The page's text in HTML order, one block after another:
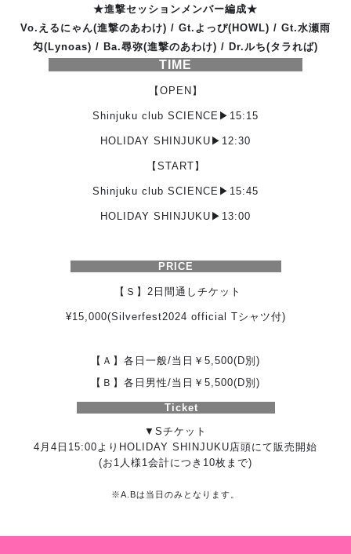
★進撃セッションメンバー編成★
Vo.えるにゃん(進撃のあわけ) / Gt.よっぴ(HOWL) / Gt.水瀬雨
匁(Lynoas) / Ba.尋弥(進撃のあわけ) / Dr.ルち(タラれば)
TIME
【OPEN】
Shinjuku club SCIENCE▶︎ 15:15
HOLIDAY SHINJUKU▶︎12:30
【START】
Shinjuku club SCIENCE▶︎ 15:45
HOLIDAY SHINJUKU▶︎13:00
PRICE
【Ｓ】2日間通しチケット
¥15,000(Silverfest2024 official Tシャツ付)
【Ａ】各日一般/当日￥5,500(D別)
【Ｂ】各日男性/当日￥5,500(D別)
Ticket
▼Sチケット
4月4日15:00よりHOLIDAY SHINJUKU店頭にて販売開始
(お1人様1会計につき10枚まで)
※A.Bは当日のみとなります。